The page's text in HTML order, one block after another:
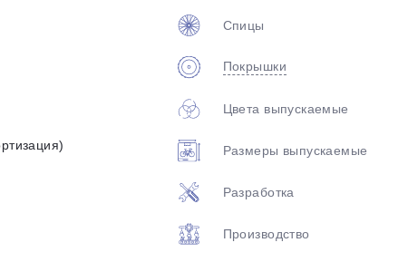
Спицы
Покрышки
Цвета выпускаемые
Размеры выпускаемые
Разработка
Производство